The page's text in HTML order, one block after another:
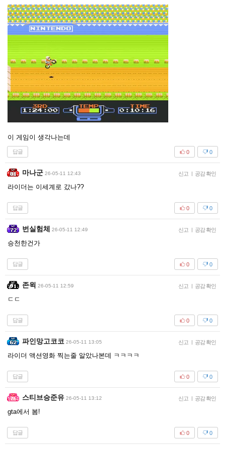
이 게임이 생각나는데
답글 0
0
마나군 26-05-11 12:43 신고 공감 확인
라이더는 이세계로 갔나??
답글 0
0
번실험체 26-05-11 12:49 신고 공감 확인
승천한건가
답글 0
0
존윅 26-05-11 12:59 신고 공감 확인
ㄷㄷ
답글 0
0
파인망고코코 26-05-11 13:05 신고 공감 확인
라이더 액션영화 찍는줄 알았나본데 ㅋㅋㅋㅋ
답글 0
0
스티브승준유 26-05-11 13:12 신고 공감 확인
gta에서 봄!
답글 0
0